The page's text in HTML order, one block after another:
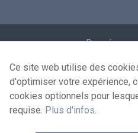
Données
Conditions
Ce site web utilise des
d'optimiser votre expérience,
cookies optionnels pour
requise. Plus d'infos.